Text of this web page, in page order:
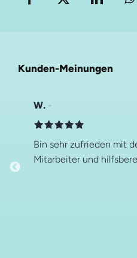
Kunden-Meinungen
W.
Bin sehr zufrieden mit der
Mitarbeiter und